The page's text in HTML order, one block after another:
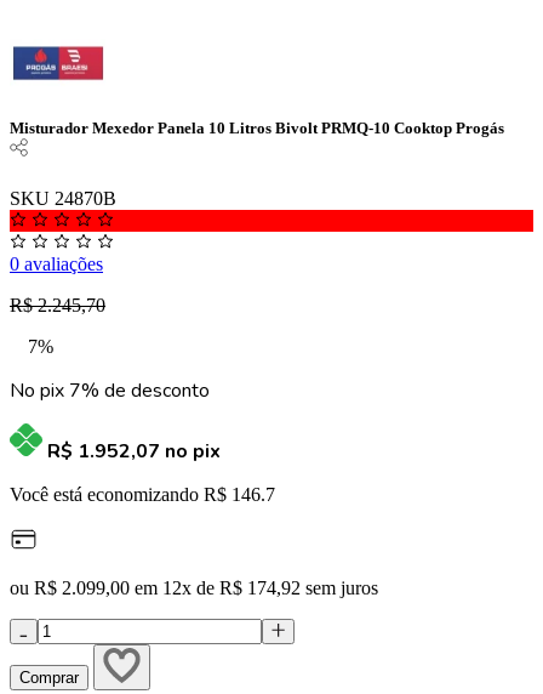
Misturador Mexedor Panela 10 Litros Bivolt PRMQ-10 Cooktop Progás
SKU 24870B
0 avaliações
R$ 2.245,70
7%
No pix 7% de desconto
R$ 1.952,07 no pix
Você está economizando R$ 146.7
ou R$ 2.099,00 em 12x de R$ 174,92 sem juros
Comprar